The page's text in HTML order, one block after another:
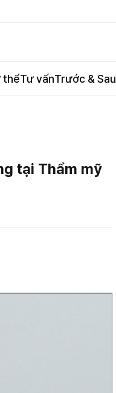
thểTư vấnTrước & Sau
tại Thẩm mỹ